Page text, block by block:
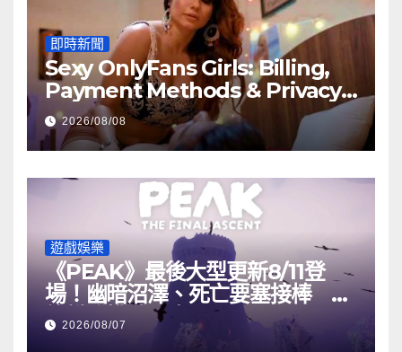
即時新聞
Sexy OnlyFans Girls: Billing,
Payment Methods & Privacy
Guide
2026/08/08
遊戲娛樂
《PEAK》最後大型更新8/11登
場！幽暗沼澤、死亡要塞接棒 最
終攀登挑戰曝光
2026/08/07